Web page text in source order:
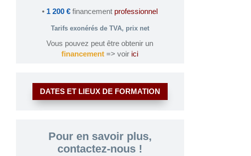
• 1 200 € financement professionnel
Tarifs exonérés de TVA, prix net
Vous pouvez peut être obtenir un
financement => voir ici
DATES ET LIEUX DE FORMATION
Pour en savoir plus,
contactez-nous !